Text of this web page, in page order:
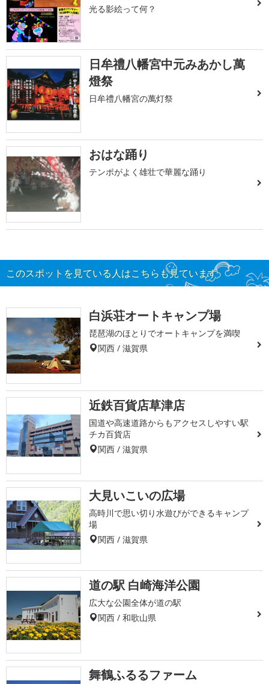
光る影絵って何？
日牟禮八幡宮中元みあかし萬
燈祭
日牟禮八幡宮の萬灯祭
おはな踊り
テンポがよく雄壮で華麗な踊り
このスポットを見ている人はこちらも見ています
白浜荘オートキャンプ場
琵琶湖のほとりでオートキャンプを満喫
関西 / 滋賀県
近鉄百貨店草津店
国道や高速道路からもアクセスしやすい駅
チカ百貨店
関西 / 滋賀県
大見いこいの広場
高時川で思い切り水遊びができるキャンプ
場
関西 / 滋賀県
道の駅 白崎海洋公園
広大な公園全体が道の駅
関西 / 和歌山県
舞鶴ふるるファーム